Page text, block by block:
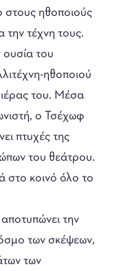
στους ηθοποιούς
την τέχνη τους.
ουσία του
ηθοποιού
του. Μέσα
ο Τσέχωφ
πτυχές της
του θεάτρου.
στο κοινό όλο το
την
των σκέψεων,
των